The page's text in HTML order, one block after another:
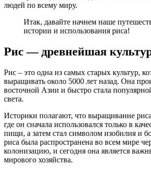
людей по всему миру.
Итак, давайте начнем наше
истории и использования риса!
Рис — древнейшая
Рис – это одна из самых старых культур,
выращивать около 5000 лет назад. Она
восточной Азии и быстро стала
света.
Историки полагают, что выращивание
где он сначала использовался только в
пищи, а затем стал символом изобилия и
риса была распространена во всем мире
колонизацию, и сегодня она является
мирового хозяйства.